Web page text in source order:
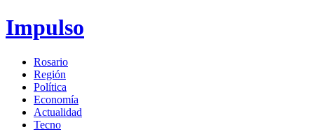
Impulso
Rosario
Región
Política
Economía
Actualidad
Tecno